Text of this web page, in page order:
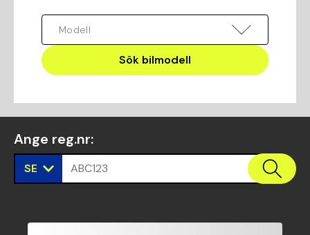
Sök bilmodell
Ange reg.nr:
SE ABC123